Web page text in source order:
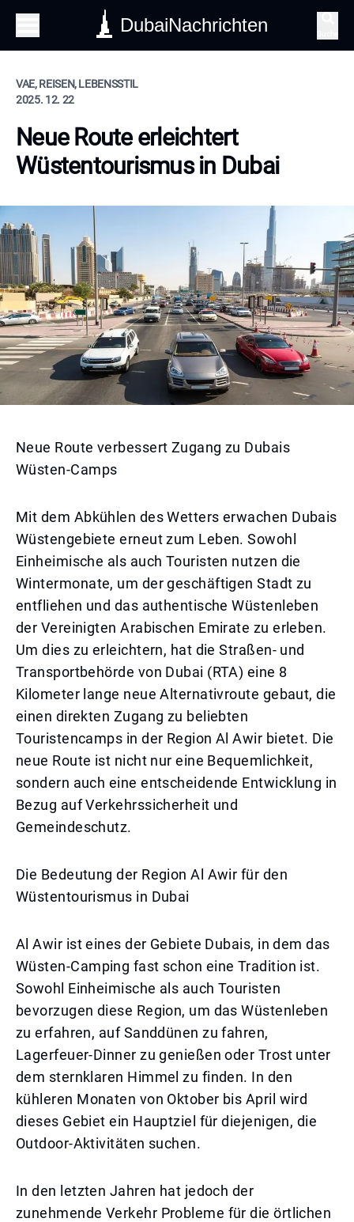
DubaiNachrichten
VAE, REISEN, LEBENSSTIL
2025. 12. 22
Neue Route erleichtert
Wüstentourismus in Dubai
Neue Route verbessert Zugang zu Dubais
Wüsten-Camps
Mit dem Abkühlen des Wetters erwachen Dubais
Wüstengebiete erneut zum Leben. Sowohl
Einheimische als auch Touristen nutzen die
Wintermonate, um der geschäftigen Stadt zu
entfliehen und das authentische Wüstenleben
der Vereinigten Arabischen Emirate zu erleben.
Um dies zu erleichtern, hat die Straßen- und
Transportbehörde von Dubai (RTA) eine 8
Kilometer lange neue Alternativroute gebaut, die
einen direkten Zugang zu beliebten
Touristencamps in der Region Al Awir bietet. Die
neue Route ist nicht nur eine Bequemlichkeit,
sondern auch eine entscheidende Entwicklung in
Bezug auf Verkehrssicherheit und
Gemeindeschutz.
Die Bedeutung der Region Al Awir für den
Wüstentourismus in Dubai
Al Awir ist eines der Gebiete Dubais, in dem das
Wüsten-Camping fast schon eine Tradition ist.
Sowohl Einheimische als auch Touristen
bevorzugen diese Region, um das Wüstenleben
zu erfahren, auf Sanddünen zu fahren,
Lagerfeuer-Dinner zu genießen oder Trost unter
dem sternklaren Himmel zu finden. In den
kühleren Monaten von Oktober bis April wird
dieses Gebiet ein Hauptziel für diejenigen, die
Outdoor-Aktivitäten suchen.
In den letzten Jahren hat jedoch der
zunehmende Verkehr Probleme für die örtlichen